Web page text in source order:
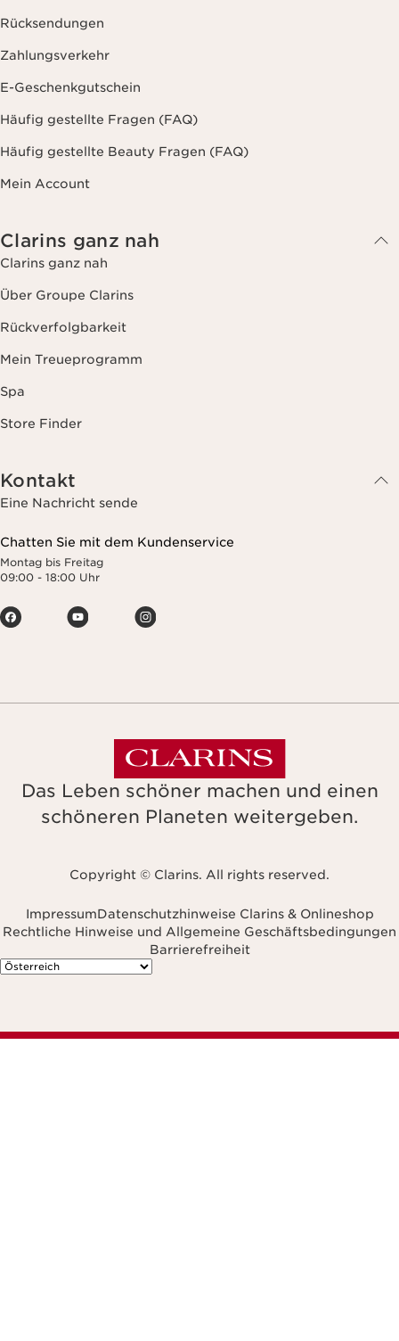
Rücksendungen
Zahlungsverkehr
E-Geschenkgutschein
Häufig gestellte Fragen (FAQ)
Häufig gestellte Beauty Fragen (FAQ)
Mein Account
Clarins ganz nah
Clarins ganz nah
Über Groupe Clarins
Rückverfolgbarkeit
Mein Treueprogramm
Spa
Store Finder
Kontakt
Eine Nachricht sende
Chatten Sie mit dem Kundenservice
Montag bis Freitag
09:00 - 18:00 Uhr
Das Leben schöner machen und einen
schöneren Planeten weitergeben.
Copyright © Clarins. All rights reserved.
ImpressumDatenschutzhinweise Clarins & Onlineshop
Rechtliche Hinweise und Allgemeine Geschäftsbedingungen
Barrierefreiheit
Navigieren zu